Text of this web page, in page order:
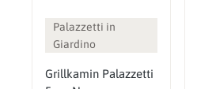
Palazzetti in
Giardino
Grillkamin Palazzetti